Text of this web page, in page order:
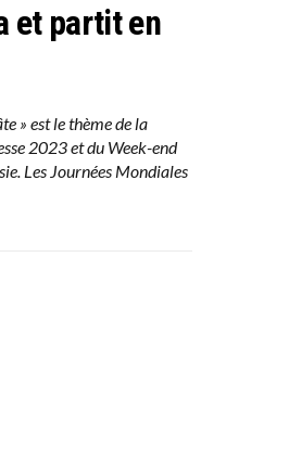
et partit en
» est le thème de la
2023 et du Week-end
Les Journées Mondiales